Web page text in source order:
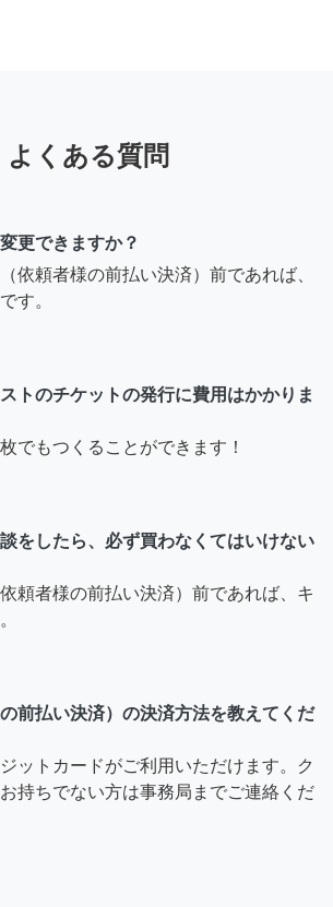
よくある質問
更できますか？
依頼者様の前払い決済）前であれば、
す。
トのチケットの発行に費用はかかりま
でもつくることができます！
をしたら、必ず買わなくてはいけない
頼者様の前払い決済）前であれば、キ
前払い決済）の決済方法を教えてくだ
ットカードがご利用いただけます。ク
持ちでない方は事務局までご連絡くだ